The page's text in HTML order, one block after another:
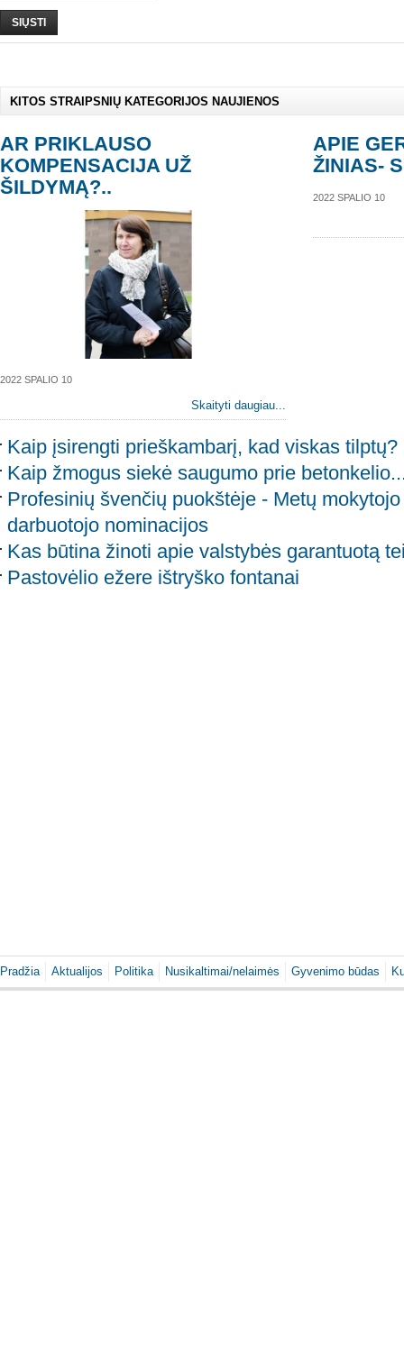
SIŲSTI
KITOS STRAIPSNIŲ KATEGORIJOS NAUJIENOS
AR PRIKLAUSO
KOMPENSACIJA UŽ
ŠILDYMĄ?..
2022 SPALIO 10
Skaityti daugiau...
APIE
ŽINIAS-
2022 SPALIO 10
Kaip įsirengti prieškambarį, kad viskas tilptų?
Kaip žmogus siekė saugumo prie
Profesinių švenčių puokštėje - Metų
darbuotojo nominacijos
Kas būtina žinoti apie valstybės garantuotą
Pastovėlio ežere ištryško fontanai
Pradžia Aktualijos Politika Nusikaltimai/nelaimės Gyvenimo būdas